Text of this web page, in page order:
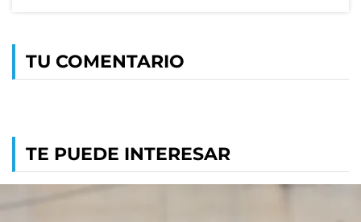
TU COMENTARIO
TE PUEDE INTERESAR